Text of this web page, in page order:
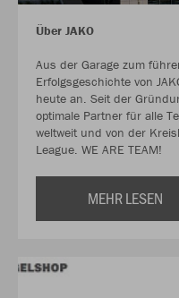
Über JAKO
Aus der Garage zum
Erfolgsgeschichte von
heute an. Seit der
optimale Partner für alle
weltweit und von der
League. WE ARE TEAM!
MEHR LESEN